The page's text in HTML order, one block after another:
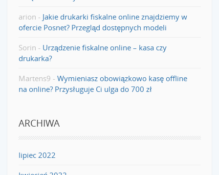
arion - Jakie drukarki fiskalne online znajdziemy w
ofercie Posnet? Przegląd dostępnych modeli
Sorin - Urządzenie fiskalne online – kasa czy
drukarka?
Martens9 - Wymieniasz obowiązkowo kasę offline
na online? Przysługuje Ci ulga do 700 zł
ARCHIWA
lipiec 2022